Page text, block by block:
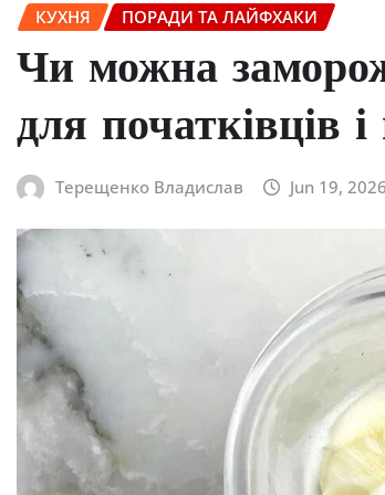
КУХНЯ ПОРАДИ ТА ЛАЙФХАКИ
Чи можна
для початківців
Терещенко Владислав Jun 19, 2026